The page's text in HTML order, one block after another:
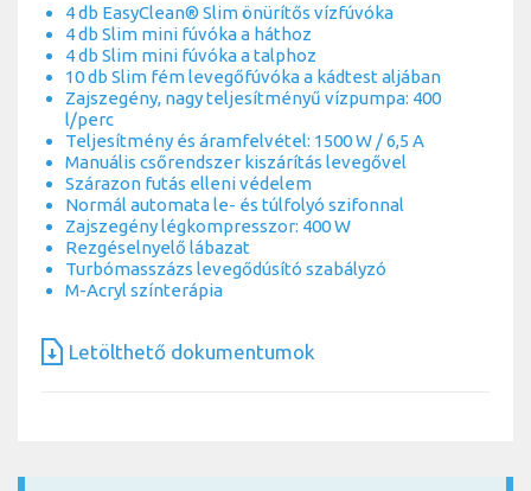
4 db EasyClean® Slim önürítős vízfúvóka
4 db Slim mini fúvóka a háthoz
4 db Slim mini fúvóka a talphoz
10 db Slim fém levegőfúvóka a kádtest aljában
Zajszegény, nagy teljesítményű vízpumpa: 400
l/perc
Teljesítmény és áramfelvétel: 1500 W / 6,5 A
Manuális csőrendszer kiszárítás levegővel
Szárazon futás elleni védelem
Normál automata le- és túlfolyó szifonnal
Zajszegény légkompresszor: 400 W
Rezgéselnyelő lábazat
Turbómasszázs levegődúsító szabályzó
M-Acryl színterápia
Letölthető dokumentumok